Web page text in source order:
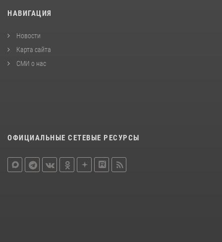
НАВИГАЦИЯ
Новости
Карта сайта
СМИ о нас
ОФИЦИАЛЬНЫЕ СЕТЕВЫЕ РЕСУРСЫ